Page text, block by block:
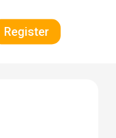
Register